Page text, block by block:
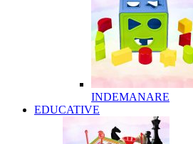
INDEMANARE
EDUCATIVE